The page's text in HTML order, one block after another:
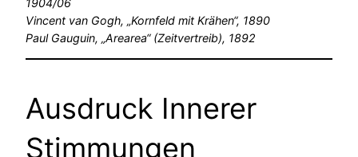
1904/06
Vincent van Gogh, „Kornfeld mit Krähen“, 1890
Paul Gauguin, „Arearea“ (Zeitvertreib), 1892
Ausdruck Innerer
Stimmungen